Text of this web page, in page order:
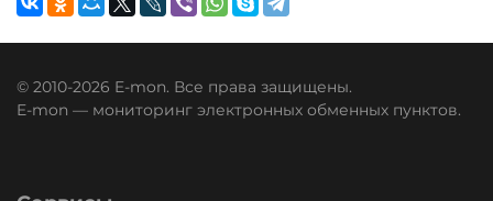
© 2010-2026 E-mon. Все права защищены.
E-mon — мониторинг электронных обменных пунктов.